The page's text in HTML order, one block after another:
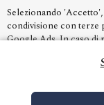
Selezionando
condivisione con terze
Google Ads. In caso